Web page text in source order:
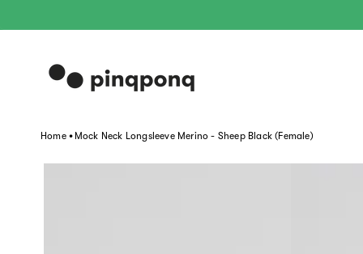
Inhalt
Home . Mock Neck Longsleeve Merino - Sheep Black (Female)